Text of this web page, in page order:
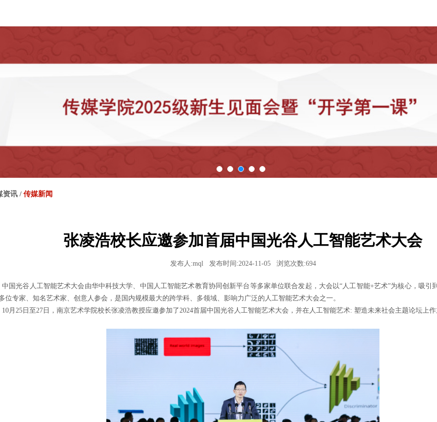
资讯 /传媒新闻
张凌浩校长应邀参加首届中国光谷人工智能艺术大会
发布人:mql 发布时间:2024-11-05 浏览次数:694
中国光谷人工智能艺术大会由华中科技大学、中国人工智能艺术教育协同创新平台等多家单位联合发起，大会以“人工智能+艺术”为核心，吸引
位专家、知名艺术家、创意人参会，是国内规模最大的跨学科、多领域、影响力广泛的人工智能艺术大会之一。
10月25日至27日，南京艺术学院校长张凌浩教授应邀参加了2024首届中国光谷人工智能艺术大会，并在人工智能艺术: 塑造未来社会主题论坛上